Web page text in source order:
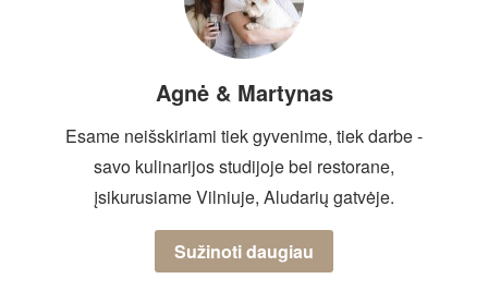
Agnė & Martynas
Esame neišskiriami tiek gyvenime, tiek darbe -
savo kulinarijos studijoje bei restorane,
įsikurusiame Vilniuje, Aludarių gatvėje.
Sužinoti daugiau